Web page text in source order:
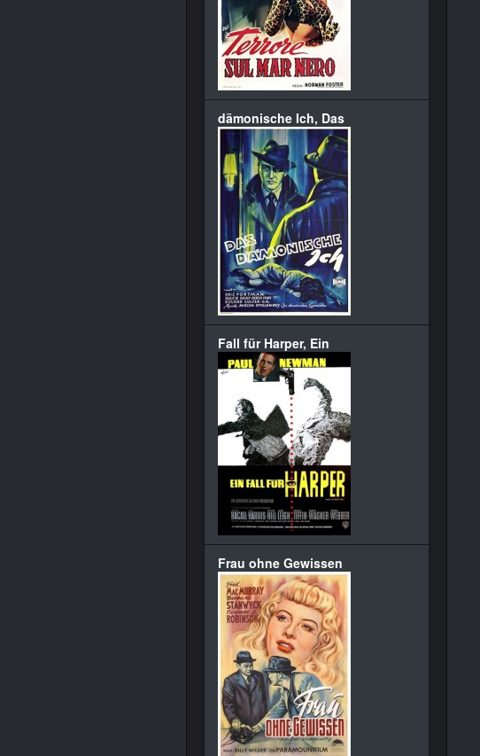
dämonische Ich, Das
Fall für Harper, Ein
Frau ohne Gewissen